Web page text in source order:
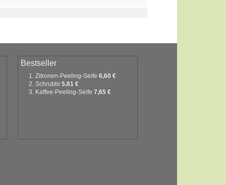
Bestseller
Zitronen-Peeling-Seife 6,60 €
Schrubbi 5,61 €
Kaffee-Peeling-Seife 7,65 €